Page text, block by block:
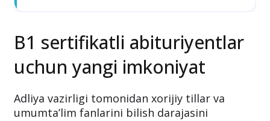
B1 sertifikatli abituriyentlar
uchun yangi imkoniyat